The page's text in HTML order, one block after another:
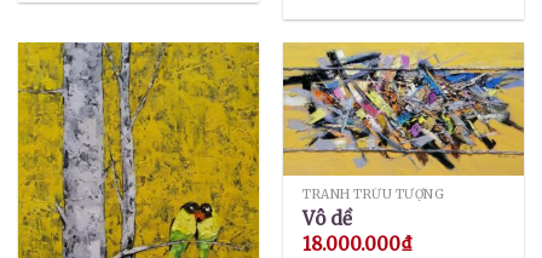
TRANH TRỪU TƯỢNG
Vô dề
18.000.000₫